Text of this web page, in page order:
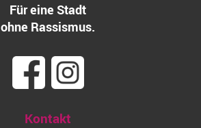
Für eine Stadt
ohne Rassismus.
Kontakt